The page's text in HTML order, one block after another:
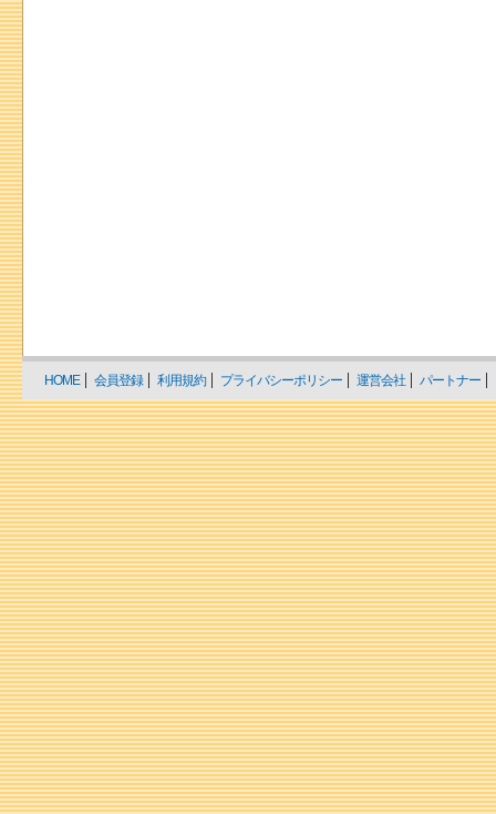
HOME 会員登録 利用規約 プライバシーポリシー 運営会社 パートナー